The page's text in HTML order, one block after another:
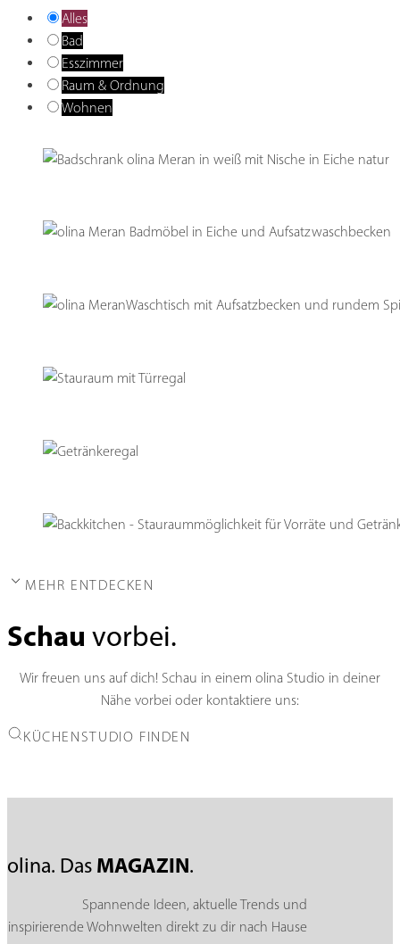
Alles
Bad
Esszimmer
Raum & Ordnung
Wohnen
MEHR ENTDECKEN
Schau vorbei.
Wir freuen uns auf dich! Schau in einem olina Studio in deiner
Nähe vorbei oder kontaktiere uns:
KÜCHENSTUDIO FINDEN
olina. Das MAGAZIN.
Spannende Ideen, aktuelle Trends und
inspirierende Wohnwelten direkt zu dir nach Hause